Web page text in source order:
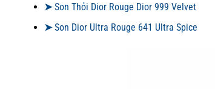
➤Son Thỏi Dior Rouge Dior 999 Velvet
➤Son Dior Ultra Rouge 641 Ultra Spice